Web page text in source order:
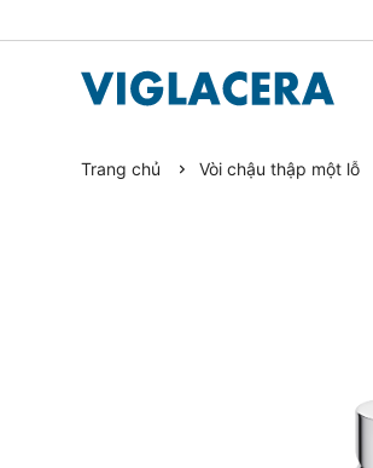
Trang chủ Vòi chậu thập một lỗ